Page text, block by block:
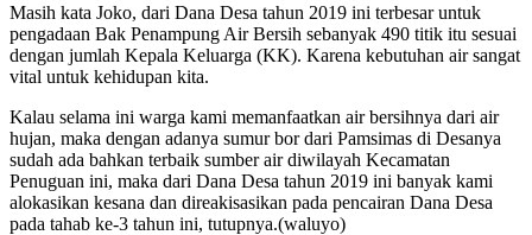
Masih kata Joko, dari Dana Desa tahun 2019 ini terbesar untuk
pengadaan Bak Penampung Air Bersih sebanyak 490 titik itu sesuai
dengan jumlah Kepala Keluarga (KK). Karena kebutuhan air sangat
vital untuk kehidupan kita.
Kalau selama ini warga kami memanfaatkan air bersihnya dari air
hujan, maka dengan adanya sumur bor dari Pamsimas di Desanya
sudah ada bahkan terbaik sumber air diwilayah Kecamatan
Penuguan ini, maka dari Dana Desa tahun 2019 ini banyak kami
alokasikan kesana dan direakisasikan pada pencairan Dana Desa
pada tahab ke-3 tahun ini, tutupnya.(waluyo)